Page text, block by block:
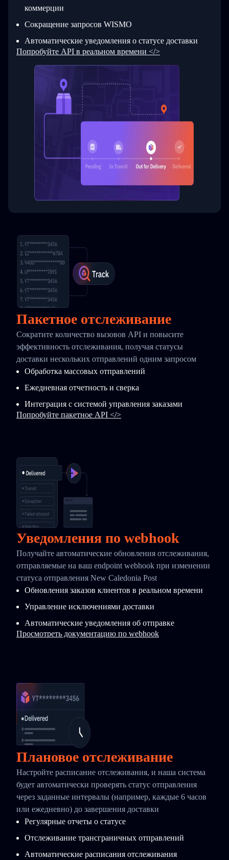
коммерции
Сокращение запросов WISMO
Автоматические уведомления о статусе доставки
Попробуйте API в реальном времени </>
Пакетное отслеживание
Сократите количество вызовов API и повысите
эффективность отслеживания, получая статусы
доставки нескольких отправлений одним запросом
Обработка массовых отправлений
Ежедневная отчетность и сверка
Интеграция с системой управления заказами
Попробуйте пакетное API </>
Уведомления по webhook
Получайте автоматические обновления отслеживания,
отправляемые на ваш endpoint webhook при изменении
статуса отправления New Caledonia Post
Обновления заказов клиентов в реальном времени
Управление исключениями доставки
Автоматические уведомления об отправке
Просмотреть документацию по webhook
Плановое отслеживание
Настройте расписание отслеживания, и наша система
будет автоматически проверять статус отправления
через заданные интервалы (например, каждые 6 часов
или ежедневно) до завершения доставки
Регулярные отчеты о статусе
Отслеживание трансграничных отправлений
Автоматические расписания отслеживания